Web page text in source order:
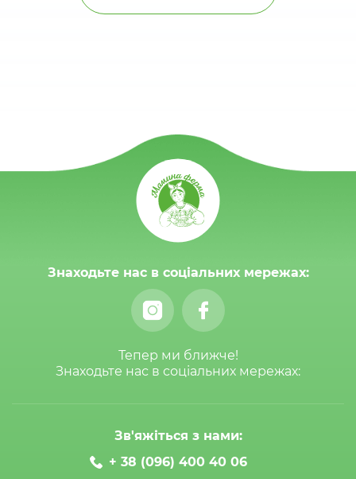
Знаходьте нас в соціальних мережах:
Тепер ми ближче!
Знаходьте нас в соціальних мережах:
Зв'яжіться з нами:
+ 38 (096) 400 40 06